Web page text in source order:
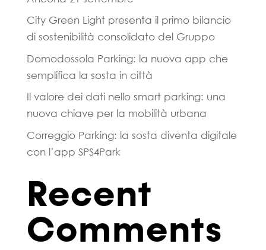
City Green Light presenta il primo bilancio
di sostenibilità consolidato del Gruppo
Domodossola Parking: la nuova app che
semplifica la sosta in città
Il valore dei dati nello smart parking: una
nuova chiave per la mobilità urbana
Correggio Parking: la sosta diventa digitale
con l’app SPS4Park
Recent
Comments